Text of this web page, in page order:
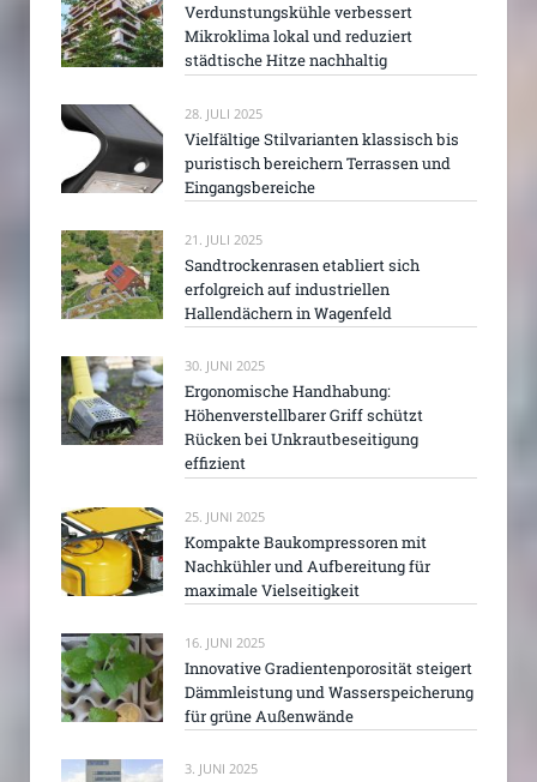
Verdunstungskühle verbessert
Mikroklima lokal und reduziert
städtische Hitze nachhaltig
28. JULI 2025
Vielfältige Stilvarianten klassisch bis
puristisch bereichern Terrassen und
Eingangsbereiche
21. JULI 2025
Sandtrockenrasen etabliert sich
erfolgreich auf industriellen
Hallendächern in Wagenfeld
30. JUNI 2025
Ergonomische Handhabung:
Höhenverstellbarer Griff schützt
Rücken bei Unkrautbeseitigung
effizient
25. JUNI 2025
Kompakte Baukompressoren mit
Nachkühler und Aufbereitung für
maximale Vielseitigkeit
16. JUNI 2025
Innovative Gradientenporosität steigert
Dämmleistung und Wasserspeicherung
für grüne Außenwände
3. JUNI 2025